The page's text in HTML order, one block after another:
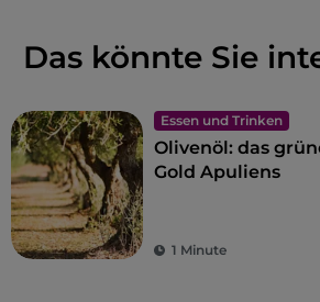
Das könnte Sie
Essen und Trinken
Olivenöl: das
Gold Apuliens
1 Minute